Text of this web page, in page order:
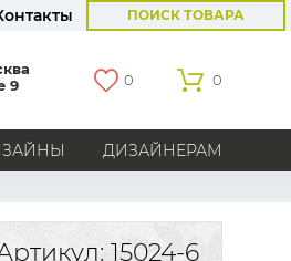
ПОИСК ТОВАРА
9
0 0
ДИЗАЙНЕРАМ
Германия
15024-6